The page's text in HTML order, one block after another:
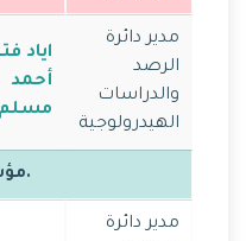
مدير دائرة
الرصد
والدراسات
الهيدرولوجية
اياد
أحمد
مسلم
مدير دائرة